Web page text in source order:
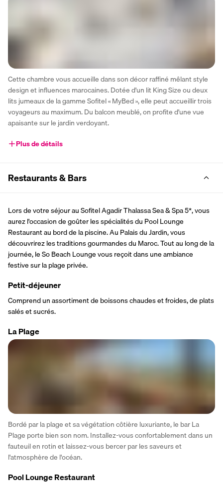
Cette chambre vous accueille dans son décor raffiné mêlant style
design et influences marocaines. Dotée d'un lit King Size ou deux
lits jumeaux de la gamme Sofitel « MyBed », elle peut accueillir trois
voyageurs au maximum. Du balcon meublé, on profite d'une vue
apaisante sur le jardin verdoyant.
Plus de détails
Restaurants & Bars
Lors de votre séjour au Sofitel Agadir Thalassa Sea & Spa 5*, vous
aurez l'occasion de goûter les spécialités du Pool Lounge
Restaurant au bord de la piscine. Au Palais du Jardin, vous
découvrirez les traditions gourmandes du Maroc. Tout au long de la
journée, le So Beach Lounge vous reçoit dans une ambiance
festive sur la plage privée.
Petit-déjeuner
Comprend un assortiment de boissons chaudes et froides, de plats
salés et sucrés.
La Plage
Bordé par la plage et sa végétation côtière luxuriante, le bar La
Plage porte bien son nom. Installez-vous confortablement dans un
fauteuil en rotin et laissez-vous bercer par les saveurs et
l'atmosphère de l'océan.
Pool Lounge Restaurant